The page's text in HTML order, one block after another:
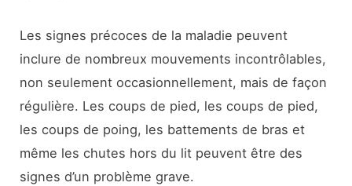
Les signes précoces de la maladie peuvent
inclure de nombreux mouvements incontrôlables,
non seulement occasionnellement, mais de façon
régulière. Les coups de pied, les coups de pied,
les coups de poing, les battements de bras et
même les chutes hors du lit peuvent être des
signes d’un problème grave.